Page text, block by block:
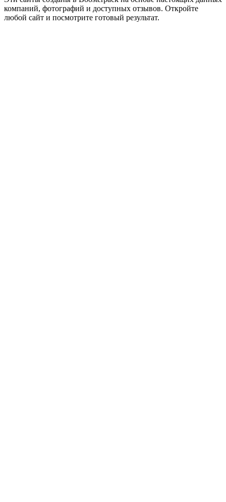
компаний, фотографий и доступных отзывов. Откройте
любой сайт и посмотрите готовый результат.